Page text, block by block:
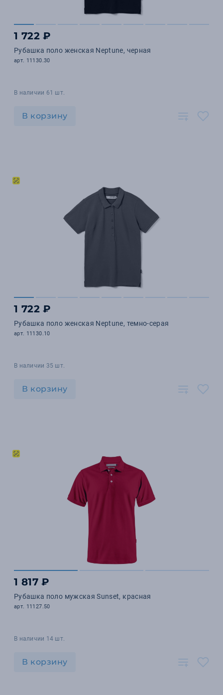
1 722 ₽
Рубашка поло женская Neptune, черная
арт. 11130.30
В наличии 61 шт.
В корзину
1 722 ₽
Рубашка поло женская Neptune, темно-серая
арт. 11130.10
В наличии 35 шт.
В корзину
1 817 ₽
Рубашка поло мужская Sunset, красная
арт. 11127.50
В наличии 14 шт.
В корзину